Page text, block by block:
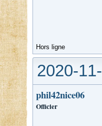
Hors ligne
2020-
phil42nice06
Officier